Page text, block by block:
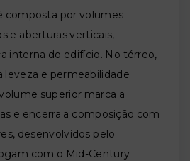
composta por volumes
e aberturas verticais,
interna do edifício. No térreo,
leveza e permeabilidade
superior marca a
e encerra a composição com
desenvolvidos pelo
com o Mid-Century